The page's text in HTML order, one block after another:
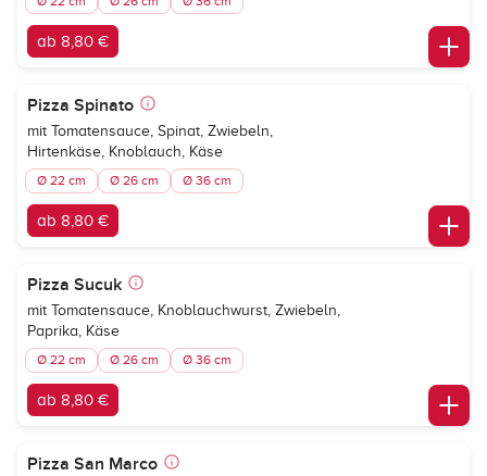
ab 8,80 €
Pizza Spinato
mit Tomatensauce, Spinat, Zwiebeln,
Hirtenkäse, Knoblauch, Käse
Ø 22 cm Ø 26 cm Ø 36 cm
ab 8,80 €
Pizza Sucuk
mit Tomatensauce, Knoblauchwurst, Zwiebeln,
Paprika, Käse
Ø 22 cm Ø 26 cm Ø 36 cm
ab 8,80 €
Pizza San Marco